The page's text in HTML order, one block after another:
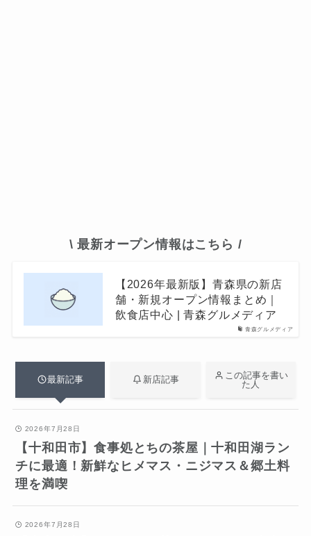
\ 最新オープン情報はこちら /
青森グルメディア
【2026年最新版】青森県の新店
舗・新規オープン情報まとめ｜
飲食店中心 | 青森グルメディア
最新記事 新店記事
この記事を書い
た人
2026年7月28日
【十和田市】食事処とちの茶屋｜十和田湖ラン
チに最適！新鮮なヒメマス・ニジマス＆郷土料
理を満喫
2026年7月28日